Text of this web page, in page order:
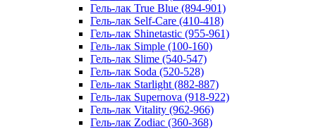
Гель-лак True Blue (894-901)
Гель-лак Self-Care (410-418)
Гель-лак Shinetastic (955-961)
Гель-лак Simple (100-160)
Гель-лак Slime (540-547)
Гель-лак Soda (520-528)
Гель-лак Starlight (882-887)
Гель-лак Supernova (918-922)
Гель-лак Vitality (962-966)
Гель-лак Zodiac (360-368)